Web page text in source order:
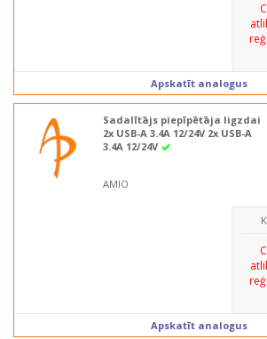
Apskatīt analogus
Sadalītājs piepīpētāja ligzdai
2x USB-A 3.4A 12/24V 2x USB-A
3.4A 12/24V
AMIO
Apskatīt analogus